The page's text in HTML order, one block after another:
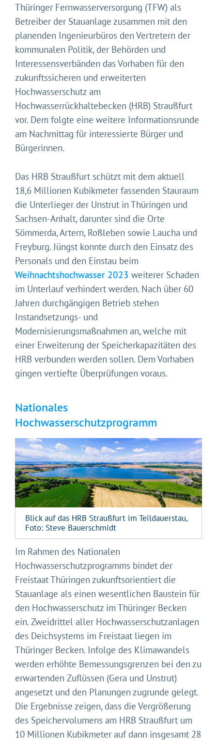
Thüringer Fernwasserversorgung (TFW) als
Betreiber der Stauanlage zusammen mit den
planenden Ingenieurbüros den Vertretern der
kommunalen Politik, der Behörden und
Interessensverbänden das Vorhaben für den
zukunftssicheren und erweiterten
Hochwasserschutz am
Hochwasserrückhaltebecken (HRB) Straußfurt
vor. Dem folgte eine weitere Informationsrunde
am Nachmittag für interessierte Bürger und
Bürgerinnen.
Das HRB Straußfurt schützt mit dem aktuell
18,6 Millionen Kubikmeter fassenden Stauraum
die Unterlieger der Unstrut in Thüringen und
Sachsen-Anhalt, darunter sind die Orte
Sömmerda, Artern, Roßleben sowie Laucha und
Freyburg. Jüngst konnte durch den Einsatz des
Personals und den Einstau beim
Weihnachtshochwasser 2023weiterer Schaden
im Unterlauf verhindert werden. Nach über 60
Jahren durchgängigen Betrieb stehen
Instandsetzungs- und
Modernisierungsmaßnahmen an, welche mit
einer Erweiterung der Speicherkapazitäten des
HRB verbunden werden sollen. Dem Vorhaben
gingen vertiefte Überprüfungen voraus.
Nationales
Hochwasserschutzprogramm
Blick auf das HRB Straußfurt im Teildauerstau,
Foto: Steve Bauerschmidt
Im Rahmen des Nationalen
Hochwasserschutzprogramms bindet der
Freistaat Thüringen zukunftsorientiert die
Stauanlage als einen wesentlichen Baustein für
den Hochwasserschutz im Thüringer Becken
ein. Zweidrittel aller Hochwasserschutzanlagen
des Deichsystems im Freistaat liegen im
Thüringer Becken. Infolge des Klimawandels
werden erhöhte Bemessungsgrenzen bei den zu
erwartenden Zuflüssen (Gera und Unstrut)
angesetzt und den Planungen zugrunde gelegt.
Die Ergebnisse zeigen, dass die Vergrößerung
des Speichervolumens am HRB Straußfurt um
10 Millionen Kubikmeter auf dann insgesamt 28